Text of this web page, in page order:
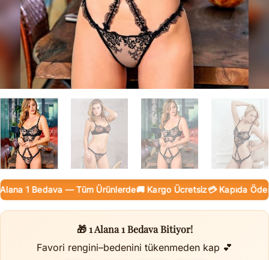
1 Bedava — Tüm Ürünlerde🚚 Kargo Ücretsiz💳 Kapıda Ödeme
🎁 1 Alana 1 Bedava Bitiyor!
Favori rengini–bedenini tükenmeden kap 💕